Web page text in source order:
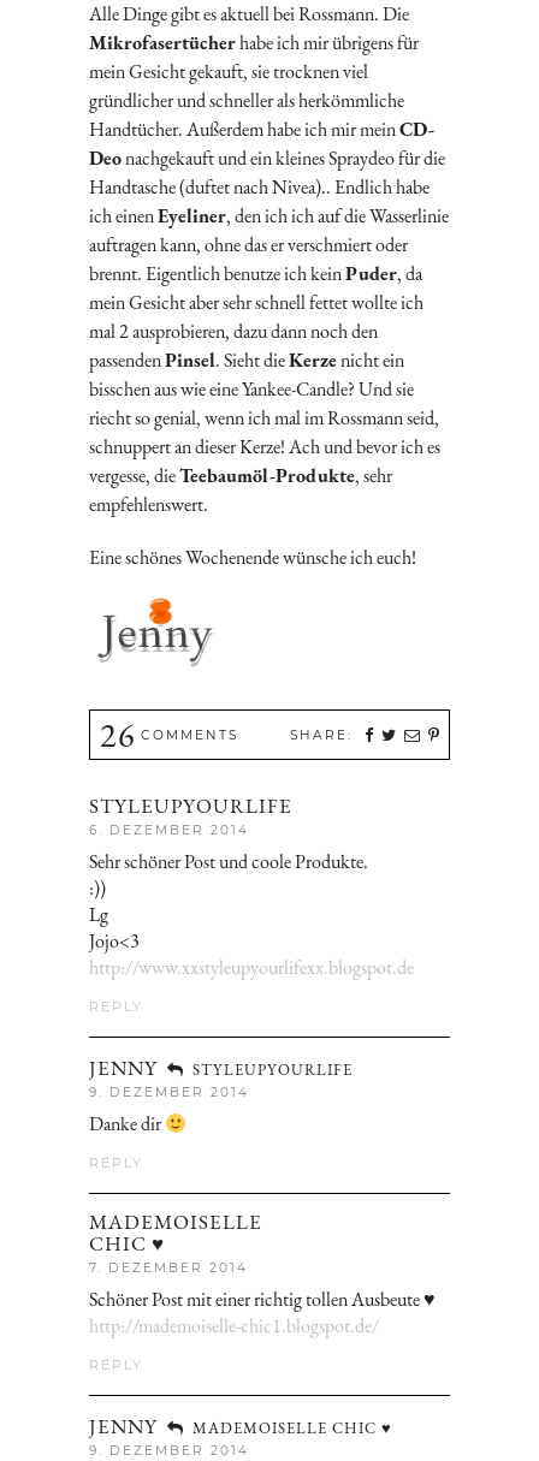
Alle Dinge gibt es aktuell bei Rossmann. Die
Mikrofasertücherhabe ich mir übrigens für
mein Gesicht gekauft, sie trocknen viel
gründlicher und schneller als herkömmliche
Handtücher. Außerdem habe ich mir meinCD-
Deonachgekauft und ein kleines Spraydeo für die
Handtasche (duftet nach Nivea).. Endlich habe
ich einenEyeliner, den ich ich auf die Wasserlinie
auftragen kann, ohne das er verschmiert oder
brennt. Eigentlich benutze ich keinPuder, da
mein Gesicht aber sehr schnell fettet wollte ich
mal 2 ausprobieren, dazu dann noch den
passendenPinsel. Sieht dieKerzenicht ein
bisschen aus wie eine Yankee-Candle? Und sie
riecht so genial, wenn ich mal im Rossmann seid,
schnuppert an dieser Kerze! Ach und bevor ich es
vergesse, dieTeebaumöl-Produkte, sehr
empfehlenswert.
Eine schönes Wochenende wünsche ich euch!
26 COMMENTS SHARE:
STYLEUPYOURLIFE
6. DEZEMBER 2014
Sehr schöner Post und coole Produkte.
:))
Lg
Jojo<3
http://www.xxstyleupyourlifexx.blogspot.de
REPLY
JENNY STYLEUPYOURLIFE
9. DEZEMBER 2014
Danke dir
REPLY
MADEMOISELLE
CHIC ♥
7. DEZEMBER 2014
Schöner Post mit einer richtig tollen Ausbeute ♥
http://mademoiselle-chic1.blogspot.de/
REPLY
JENNY MADEMOISELLE CHIC ♥
9. DEZEMBER 2014